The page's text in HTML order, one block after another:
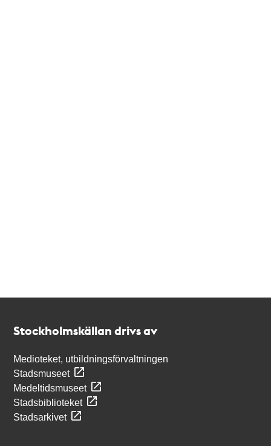
Stockholmskällan drivs av
Medioteket, utbildningsförvaltningen
Stadsmuseet
Medeltidsmuseet
Stadsbiblioteket
Stadsarkivet